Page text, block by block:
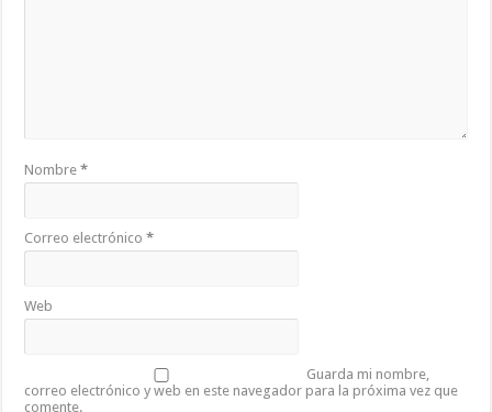
Nombre*
Correo electrónico*
Web
Guarda mi nombre,
correo electrónico y web en este navegador para la próxima vez que
comente.